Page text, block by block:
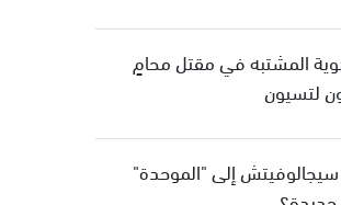
المشتبه في مقتل محامٍ
لتسيون
إلى "الموحدة"